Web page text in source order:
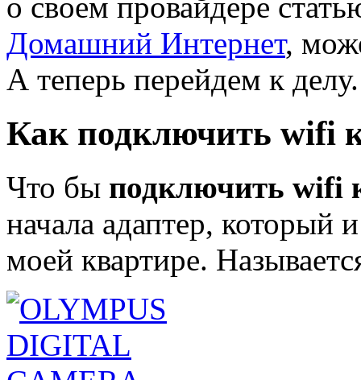
Домашний Интернет,
А теперь перейдем к делу.
Как подключить wifi
Что бы подключить wifi
начала адаптер, который
моей квартире.